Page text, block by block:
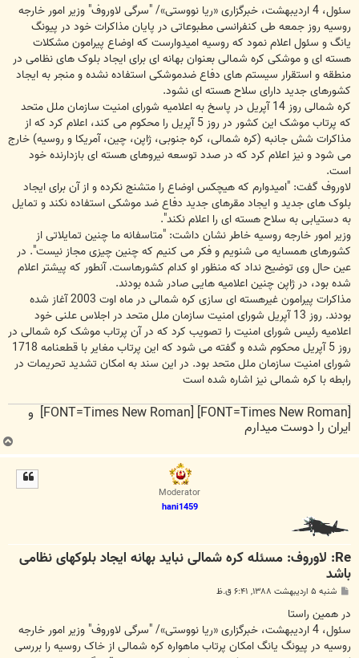
ت
سئول، 4 اردیبهشت، خبرگزاری «ریا نووستی»/ "سرگی لاوروف" وزیر امور خارجه
روسیه روز جمعه طی کنفرانسی مطبوعاتی در پایان مذاکرات خود در پیونگ
یانگ و سئول اعلام نمود که روسیه امیدوارست که اوضاع پیرامون مشکلات
هسته ای و موشکی کره شمالی بعنوان بهانه ای برای ایجاد بلوک های نظامی در
منطقه و استقرار سیستم های دفاع ضدموشکی استفاده نشده و منجر به ایجاد
کشورهای جدید دارای سلاح هسته ای نشود.
کره شمالی روز 14 آپریل در پاسخ به اعلامیه شورای امنیت سازمان ملل متحد
که پرتاب موشک این کشور در روز 5 آپریل را محکوم می کند، اعلام کرد که از
مذاکرات شش جانبه (کره شمالی، کره جنوبی، ژاپن، چین، آمریکا و روسیه) خارج
می شود و نیز اعلام کرد که در صدد توسعه نیروهای هسته ای بازدارنده خود
است.
لاوروف گفت: "امیدوارم که هیچکس اوضاع را متشنج نکرده و از آن برای ایجاد
بلوک های جدید و ایجاد مقرهای جدید دفاع ضد موشکی استفاده نکند و تمایل
به دستیابی به سلاح هسته ای را اعلام نکند".
وزیر امور خارجه روسیه خاطر نشان داشت: "متاسفانه ما چنین تمایلاتی از
کشورهای همسایه می شنویم و فکر می کنیم که چنین چیزی مجاز نیست". در
عین حال وی توضیح نداد که منظور او کدام کشورهاست. آنطور که پیشتر اعلام
شده بود، در ژاپن چنین اعلامیه هایی صادر شده بودند.
مذاکرات پیرامون غیرهسته ای سازی کره شمالی در ماه اوت 2003 آغاز شده
بودند. روز 13 آپریل شورای امنیت سازمان ملل متحد در اجلاس علنی خود
اعلامیه رئیس شورای امنیت را تصویب کرد که در آن پرتاب موشک کره شمالی در
روز 5 آپریل محکوم شده و گفته می شود که این پرتاب مغایر با قطعنامه 1718
شورای امنیت سازمان ملل متحد بود. در این سند به امکان تشدید تحریمات در
رابطه با کره شمالی نیز اشاره شده است
[FONT=Times New Roman] [FONT=Times New Roman] و
ایران را دوست میدارم
Moderator
hani1459
Re: لاوروف: مسئله کره شمالی نباید بهانه ایجاد بلوکهای نظامی
باشد
ت
شنبه ۵ اردیبهشت ۱۳۸۸, ۶:۴۱ ق.ظ
در همین راستا
سئول، 4 اردیبهشت، خبرگزاری «ریا نووستی»/ "سرگی لاوروف" وزیر امور خارجه
روسیه در پیونگ یانگ امکان پرتاب ماهواره کره شمالی از خاک روسیه را بررسی